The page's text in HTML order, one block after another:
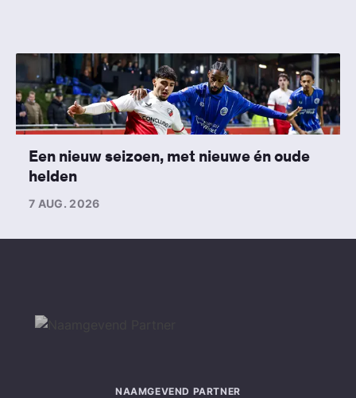
Een nieuw seizoen, met nieuwe én oude
helden
7 AUG. 2026
NAAMGEVEND PARTNER